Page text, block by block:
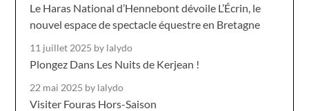
Le Haras National d’Hennebont dévoile L’Écrin, le
nouvel espace de spectacle équestre en Bretagne
11 juillet 2025 by lalydo
Plongez Dans Les Nuits de Kerjean !
22 mai 2025 by lalydo
Visiter Fouras Hors-Saison